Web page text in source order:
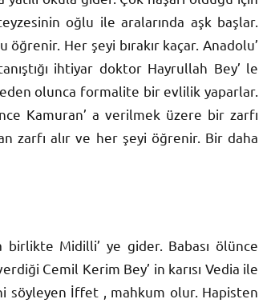
oğlu ile aralarında aşk başlar.
Her şeyi bırakır kaçar. Anadolu’
ihtiyar doktor Hayrullah Bey’ le
olunca formalite bir evlilik yaparlar.
Kamuran’ a verilmek üzere bir zarfı
zarfı alır ve her şeyi öğrenir. Bir daha
Midilli’ ye gider. Babası ölünce
Cemil Kerim Bey’ in karısı Vedia ile
söyleyen İffet , mahkum olur. Hapisten